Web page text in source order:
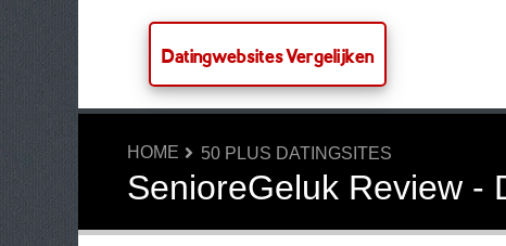
Datingwebsites Vergelijken
HOME 50 PLUS DATINGSITES
SenioreGeluk Review -